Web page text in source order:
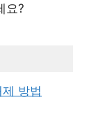
요?
방법